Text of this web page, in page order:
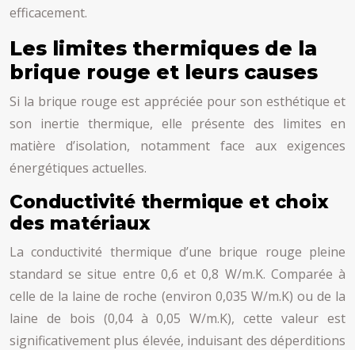
efficacement.
Les limites thermiques de la
brique rouge et leurs causes
Si la brique rouge est appréciée pour son esthétique et
son inertie thermique, elle présente des limites en
matière d’isolation, notamment face aux exigences
énergétiques actuelles.
Conductivité thermique et choix
des matériaux
La conductivité thermique d’une brique rouge pleine
standard se situe entre 0,6 et 0,8 W/m.K. Comparée à
celle de la laine de roche (environ 0,035 W/m.K) ou de la
laine de bois (0,04 à 0,05 W/m.K), cette valeur est
significativement plus élevée, induisant des déperditions